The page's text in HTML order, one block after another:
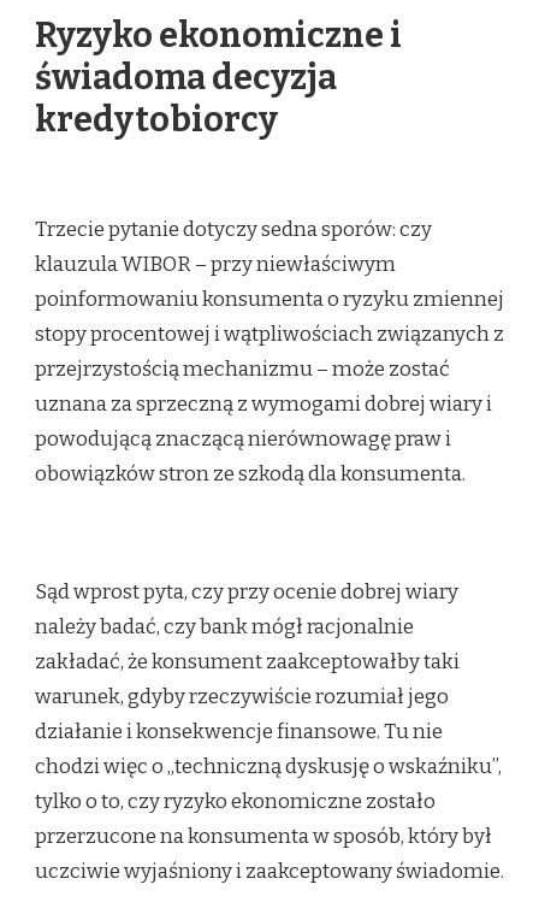
Ryzyko ekonomiczne i
świadoma decyzja
kredytobiorcy
Trzecie pytanie dotyczy sedna sporów: czy
klauzula WIBOR – przy niewłaściwym
poinformowaniu konsumenta o ryzyku zmiennej
stopy procentowej i wątpliwościach związanych z
przejrzystością mechanizmu – może zostać
uznana za sprzeczną z wymogami dobrej wiary i
powodującą znaczącą nierównowagę praw i
obowiązków stron ze szkodą dla konsumenta.
Sąd wprost pyta, czy przy ocenie dobrej wiary
należy badać, czy bank mógł racjonalnie
zakładać, że konsument zaakceptowałby taki
warunek, gdyby rzeczywiście rozumiał jego
działanie i konsekwencje finansowe. Tu nie
chodzi więc o „techniczną dyskusję o wskaźniku”,
tylko o to, czy ryzyko ekonomiczne zostało
przerzucone na konsumenta w sposób, który był
uczciwie wyjaśniony i zaakceptowany świadomie.